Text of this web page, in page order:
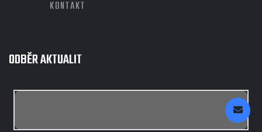
KONTAKT
ODBĚR AKTUALIT